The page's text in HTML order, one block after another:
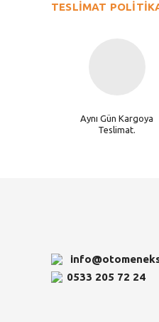
TESLİMAT
Aynı Gün Kargoya
Teslimat.
0533 205 72 24